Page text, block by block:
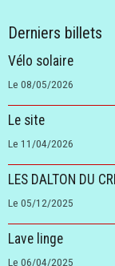
Derniers billets
Vélo solaire
Le 08/05/2026
Le site
Le 11/04/2026
LES DALTON DU CRI
Le 05/12/2025
Lave linge
Le 06/04/2025